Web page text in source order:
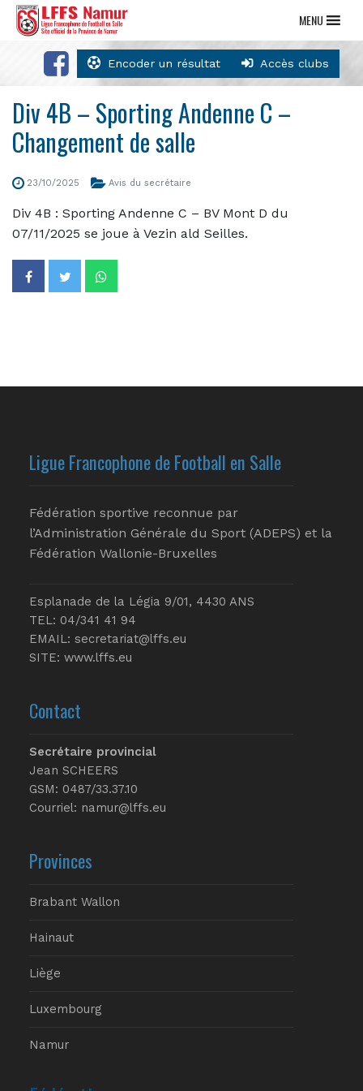
Encoder un résultat Accès clubs
MENU
Div 4B – Sporting Andenne C –
Changement de salle
23/10/2025 Avis du secrétaire
Div 4B : Sporting Andenne C – BV Mont D du
07/11/2025 se joue à Vezin ald Seilles.
Ligue Francophone de Football en Salle
Fédération sportive reconnue par
l’Administration Générale du Sport (ADEPS) et la
Fédération Wallonie-Bruxelles
Esplanade de la Légia 9/01, 4430 ANS
TEL: 04/341 41 94
EMAIL: secretariat@lffs.eu
SITE: www.lffs.eu
Contact
Secrétaire provincial
Jean SCHEERS
GSM: 0487/33.37.10
Courriel: namur@lffs.eu
Provinces
Brabant Wallon
Hainaut
Liège
Luxembourg
Namur